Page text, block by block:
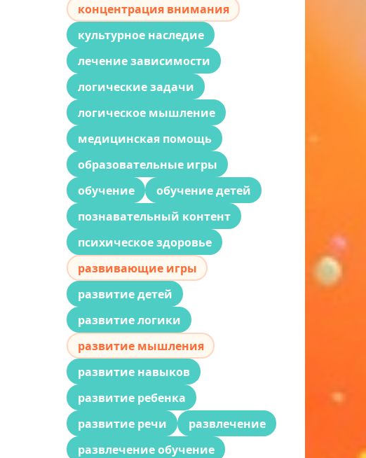
концентрация внимания
культурное наследие
лечение зависимости
логические задачи
логическое мышление
медицинская помощь
образовательные игры
обучение
обучение детей
познавательный контент
психическое здоровье
развивающие игры
развитие детей
развитие логики
развитие мышления
развитие навыков
развитие ребенка
развитие речи
развлечение
развлечение обучение